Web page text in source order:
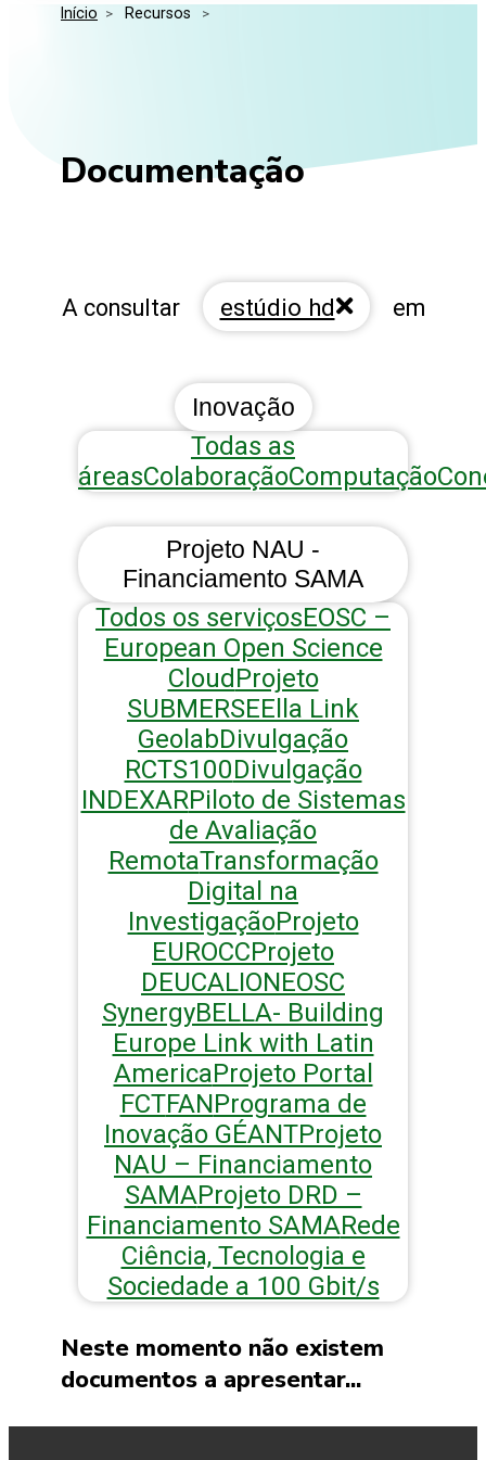
Media Kit
Perguntas Frequentes
Eventos
Início > Recursos >
Documentação
A consultar estúdio hd em
Inovação
Todas as
áreasColaboraçãoComputação
Projeto NAU -
Financiamento SAMA
Todos os serviçosEOSC –
European Open Science
Cloud Projeto
SUBMERSEElla Link
GeolabDivulgação
RCTS100Divulgação
INDEXARPiloto de Sistemas
de Avaliação
RemotaTransformação
Digital na
InvestigaçãoProjeto
EUROCCProjeto
DEUCALIONEOSC
SynergyBELLA- Building
Europe Link with Latin
AmericaProjeto Portal
FCTFANPrograma de
Inovação GÉANTProjeto
NAU – Financiamento
SAMAProjeto DRD –
Financiamento SAMARede
Ciência, Tecnologia e
Sociedade a 100 Gbit/s
Neste momento não existem
documentos a apresentar...